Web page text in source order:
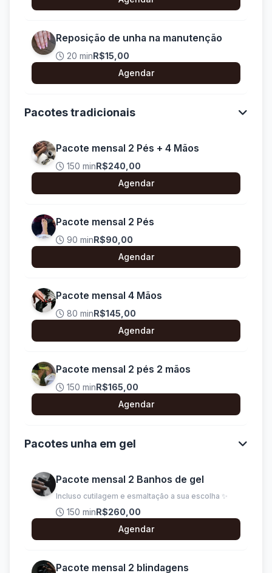
Reposição de unha na manutenção
20 minR$15,00
Agendar
Pacotes tradicionais
Pacote mensal 2 Pés + 4 Mãos
150 minR$240,00
Agendar
Pacote mensal 2 Pés
90 minR$90,00
Agendar
Pacote mensal 4 Mãos
80 minR$145,00
Agendar
Pacote mensal 2 pés 2 mãos
150 minR$165,00
Agendar
Pacotes unha em gel
Pacote mensal 2 Banhos de gel
Incluso cutilagem e esmaltação a sua escolha ✨
150 minR$260,00
Agendar
Pacote mensal 2 blindagens